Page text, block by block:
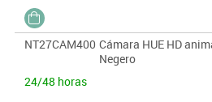
NT27CAM400 Cámara HUE HD
Negero
24/48 horas